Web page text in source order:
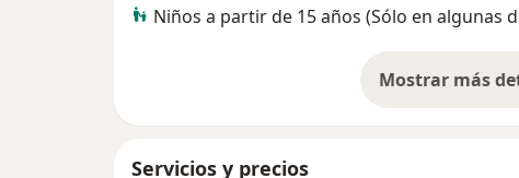
Niños a partir de 15 años (Sólo en algunas
Mostrar más
Servicios y precios